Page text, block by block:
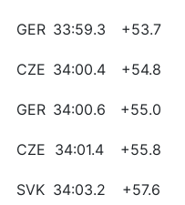
GER 33:59.3 +53.7
CZE 34:00.4 +54.8
GER 34:00.6 +55.0
CZE 34:01.4 +55.8
SVK 34:03.2 +57.6